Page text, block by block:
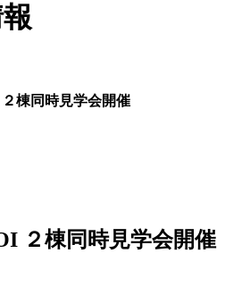
棟同時見学会開催
２棟同時見学会開催